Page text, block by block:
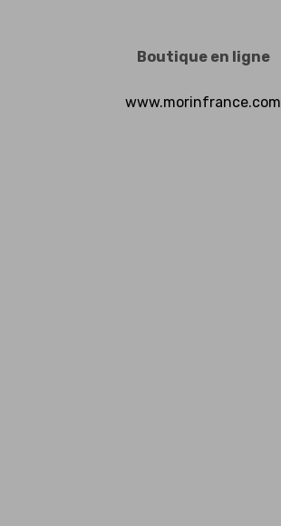
Boutique en ligne
www.morinfrance.com